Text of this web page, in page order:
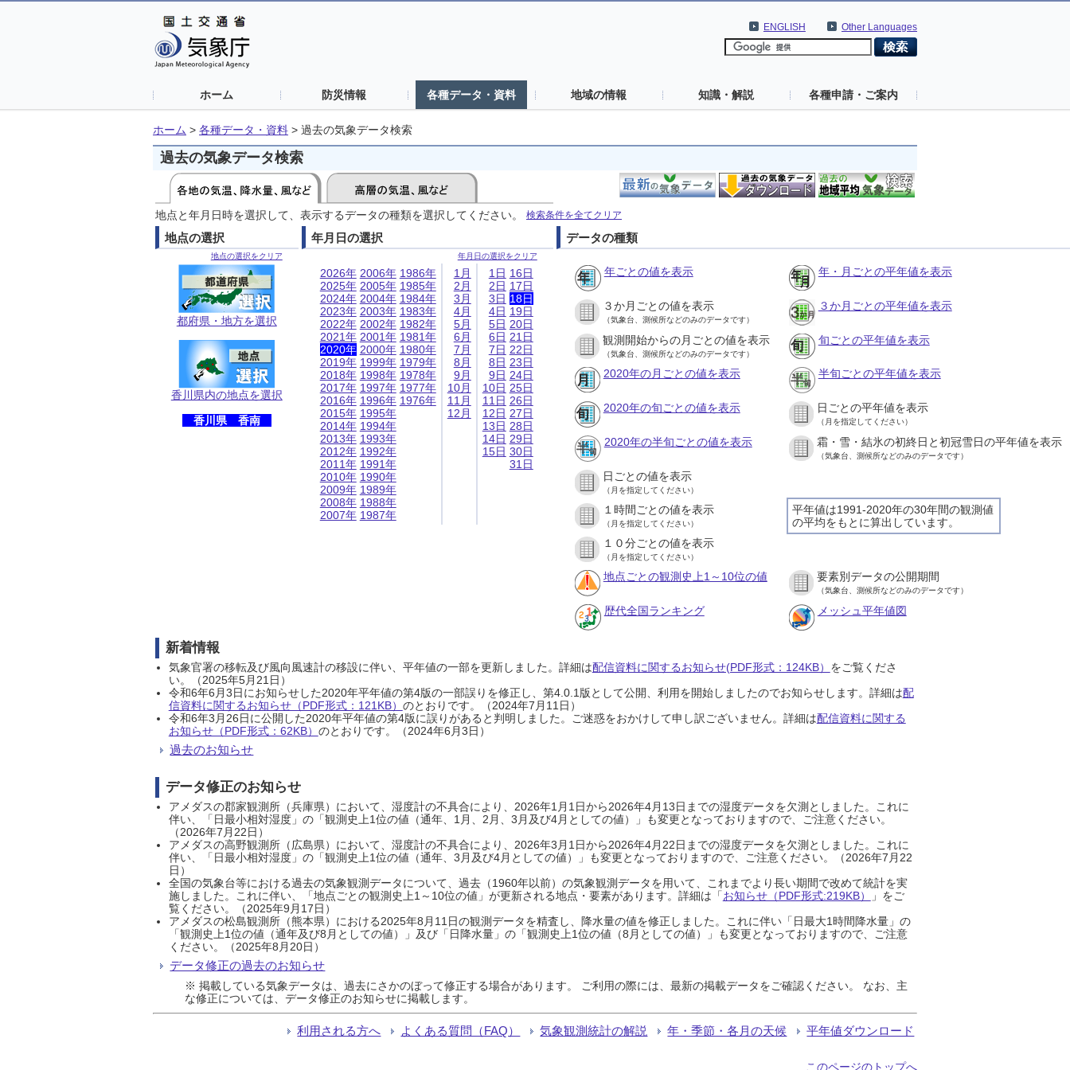
Other Languages
ENGLISH
ホーム 防災情報 各種データ・資料 地域の情報 知識・解説 各種申請・ご案内
ホーム > 各種データ・資料 > 過去の気象データ検索
過去の気象データ検索
地点と年月日時を選択して、表示するデータの種類を選択してください。 検索条件を全てクリア
地点の選択
地点の選択をクリア
都府県・地方を選択
香川県内の地点を選択
香川県 香南
年月日の選択
年月日の選択をクリア
2026年
2025年
2024年
2023年
2022年
2021年
2020年
2019年
2018年
2017年
2016年
2015年
2014年
2013年
2012年
2011年
2010年
2009年
2008年
2007年
2006年
2005年
2004年
2003年
2002年
2001年
2000年
1999年
1998年
1997年
1996年
1995年
1994年
1993年
1992年
1991年
1990年
1989年
1988年
1987年
1986年
1985年
1984年
1983年
1982年
1981年
1980年
1979年
1978年
1977年
1976年
1月
2月
3月
4月
5月
6月
7月
8月
9月
10月
11月
12月
1日
2日
3日
4日
5日
6日
7日
8日
9日
10日
11日
12日
13日
14日
15日
16日
17日
18日
19日
20日
21日
22日
23日
24日
25日
26日
27日
28日
29日
30日
31日
データの種類
年ごとの値を表示 年・月ごとの平年値を表示
３か月ごとの値を表示
（気象台、測候所などのみのデータです）
３か月ごとの平年値を表示
観測開始からの月ごとの値を表示
（気象台、測候所などのみのデータです）
旬ごとの平年値を表示
2020年の月ごとの値を表示 半旬ごとの平年値を表示
2020年の旬ごとの値を表示 日ごとの平年値を表示
（月を指定してください）
2020年の半旬ごとの値を表示 霜・雪・結氷の初終日と初冠雪日の平年値を表示
（気象台、測候所などのみのデータです）
日ごとの値を表示
（月を指定してください）
平年値は1991-2020年の30年間の観測値
の平均をもとに算出しています。
１時間ごとの値を表示
（月を指定してください）
１０分ごとの値を表示
（月を指定してください）
地点ごとの観測史上1～10位の値 要素別データの公開期間
（気象台、測候所などのみのデータです）
歴代全国ランキング メッシュ平年値図
新着情報
気象官署の移転及び風向風速計の移設に伴い、平年値の一部を更新しました。詳細は配信資料に関するお知らせ(PDF形式：124KB） をご覧くださ
い。（2025年5月21日）
令和6年6月3日にお知らせした2020年平年値の第4版の一部誤りを修正し、第4.0.1版として公開、利用を開始しましたのでお知らせします。詳細は配
信資料に関するお知らせ（PDF形式：121KB） のとおりです。（2024年7月11日）
令和6年3月26日に公開した2020年平年値の第4版に誤りがあると判明しました。ご迷惑をおかけして申し訳ございません。詳細は配信資料に関する
お知らせ（PDF形式：62KB） のとおりです。（2024年6月3日）
過去のお知らせ
データ修正のお知らせ
アメダスの郡家観測所（兵庫県）において、湿度計の不具合により、2026年1月1日から2026年4月13日までの湿度データを欠測としました。これに
伴い、「日最小相対湿度」の「観測史上1位の値（通年、1月、2月、3月及び4月としての値）」も変更となっておりますので、ご注意ください。
（2026年7月22日）
アメダスの高野観測所（広島県）において、湿度計の不具合により、2026年3月1日から2026年4月22日までの湿度データを欠測としました。これに
伴い、「日最小相対湿度」の「観測史上1位の値（通年、3月及び4月としての値）」も変更となっておりますので、ご注意ください。（2026年7月22
日）
全国の気象台等における過去の気象観測データについて、過去（1960年以前）の気象観測データを用いて、これまでより長い期間で改めて統計を実
施しました。これに伴い、「地点ごとの観測史上1～10位の値」が更新される地点・要素があります。詳細は「お知らせ（PDF形式:219KB）
」をご
覧ください。（2025年9月17日）
アメダスの松島観測所（熊本県）における2025年8月11日の観測データを精査し、降水量の値を修正しました。これに伴い「日最大1時間降水量」の
「観測史上1位の値（通年及び8月としての値）」及び「日降水量」の「観測史上1位の値（8月としての値）」も変更となっておりますので、ご注意
ください。（2025年8月20日）
データ修正の過去のお知らせ
※ 掲載している気象データは、過去にさかのぼって修正する場合があります。 ご利用の際には、最新の掲載データをご確認ください。 なお、主
な修正については、データ修正のお知らせに掲載します。
利用される方へ よくある質問（FAQ） 気象観測統計の解説 年・季節・各月の天候 平年値ダウンロード
このページのトップへ